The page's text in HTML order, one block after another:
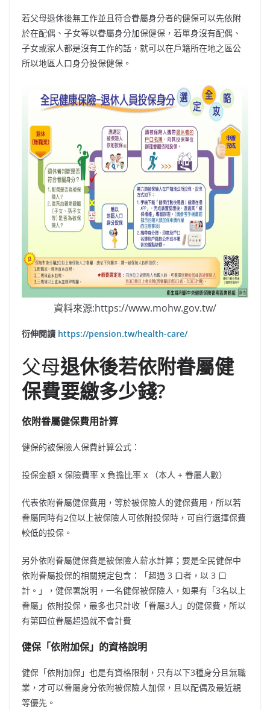
若父母退休後無工作並且符合眷屬身分者的健保可以先依附
於在配偶、子女等以眷屬身分加保健保，若單身沒有配偶、
子女或家人都是沒有工作的話，就可以在戶籍所在地之區公
所以地區人口身分投保健保。
資料來源:https://www.mohw.gov.tw/
衍伸閱讀 https://pension.tw/health-care/
父母退休後若依附眷屬健
保費要繳多少錢?
依附眷屬健保費用計算
健保的被保險人保費計算公式：
投保金額 x 保險費率 x 負擔比率 x （本人 + 眷屬人數）
代表依附眷屬健保費用，等於被保險人的健保費用，所以若
眷屬同時有2位以上被保險人可依附投保時，可自行選擇保費
較低的投保。
另外依附眷屬健保費是被保險人薪水計算；要是全民健保中
依附眷屬投保的相關規定包含：「超過 3 口者，以 3 口
計。」，健保署說明，一名健保被保險人，如果有「3名以上
眷屬」依附投保，最多也只計收「眷屬3人」的健保費，所以
有第四位眷屬超過就不會計費
健保「依附加保」的資格說明
健保「依附加保」也是有資格限制，只有以下3種身分且無職
業，才可以眷屬身分依附被保險人加保，且以配偶及最近親
等優先。